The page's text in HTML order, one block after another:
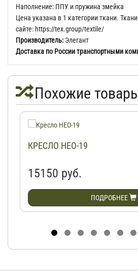
Наполнение: ППУ и пружина змейка
Цена указана в 1 категории ткани.
сайте: https://tex.group/textile/
Производитель: Элегант
Доставка по России транспортными
Похожие
КРЕСЛО НЕО-19
15150 руб.
ПОДРОБНЕЕ